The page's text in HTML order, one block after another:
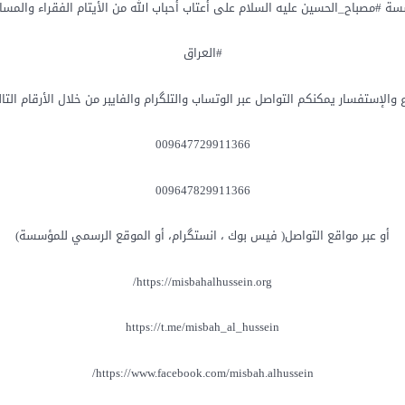
#مصباح_الحسين عليه السلام على أعتاب أحباب الله من الأيتام الفقراء
#العراق
والإستفسار يمكنكم التواصل عبر الوتساب والتلگرام والفايبر من خلال الأرقام
009647729911366
009647829911366
أو عبر مواقع التواصل( فيس بوك ، انستگرام، أو الموقع الرسمي للمؤسسة)